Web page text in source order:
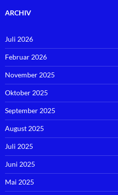
ARCHIV
Juli 2026
Februar 2026
November 2025
Oktober 2025
September 2025
August 2025
Juli 2025
Juni 2025
Mai 2025